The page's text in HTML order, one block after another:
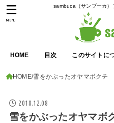
sambuca（サンブーカ
HOME 目次 このサイトに
MENU
HOME 雪をかぶったオヤマボクチ
2018.12.08
雪をかぶったオヤマボ